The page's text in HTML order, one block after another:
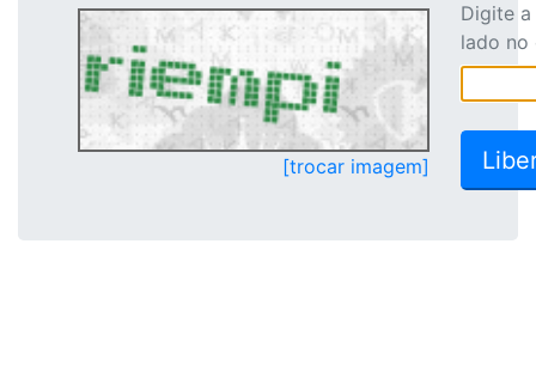
[trocar imagem]
Digite
lado no